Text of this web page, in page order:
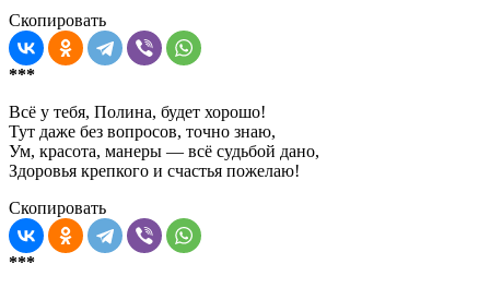
Скопировать
***
Всё у тебя, Полина, будет хорошо!
Тут даже без вопросов, точно знаю,
Ум, красота, манеры — всё судьбой дано,
Здоровья крепкого и счастья пожелаю!
Скопировать
***